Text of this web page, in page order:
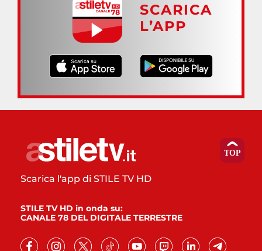
SCARICA
L’APP
Scarica l'app di STILE TV HD
STILE TV HD in onda su:
CANALE 78 DEL DIGITALE TERRESTRE